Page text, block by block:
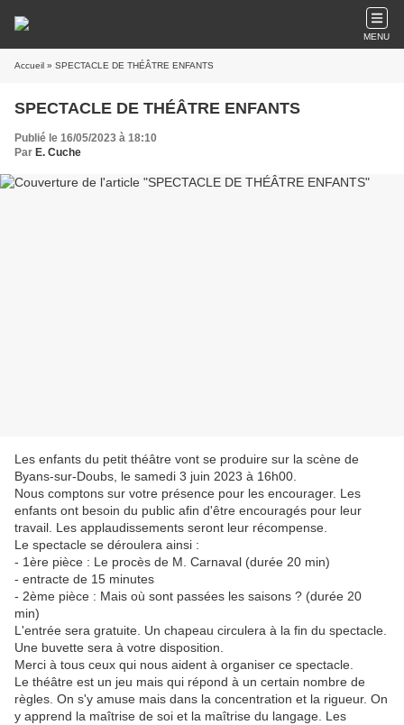
MENU
Accueil » SPECTACLE DE THÉÂTRE ENFANTS
SPECTACLE DE THÉÂTRE ENFANTS
Publié le 16/05/2023 à 18:10
Par E. Cuche
Les enfants du petit théâtre vont se produire sur la scène de
Byans-sur-Doubs, le samedi 3 juin 2023 à 16h00.
Nous comptons sur votre présence pour les encourager. Les
enfants ont besoin du public afin d'être encouragés pour leur
travail. Les applaudissements seront leur récompense.
Le spectacle se déroulera ainsi :
- 1ère pièce : Le procès de M. Carnaval (durée 20 min)
- entracte de 15 minutes
- 2ème pièce : Mais où sont passées les saisons ? (durée 20
min)
L'entrée sera gratuite. Un chapeau circulera à la fin du spectacle.
Une buvette sera à votre disposition.
Merci à tous ceux qui nous aident à organiser ce spectacle.
Le théâtre est un jeu mais qui répond à un certain nombre de
règles. On s'y amuse mais dans la concentration et la rigueur. On
y apprend la maîtrise de soi et la maîtrise du langage. Les